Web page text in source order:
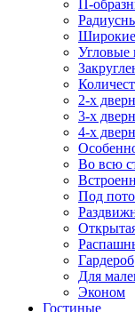
П-
Широкие
2-х
3-х
4-х
Во всю
Под
Гардероб
Для
Эконом
Гостиные